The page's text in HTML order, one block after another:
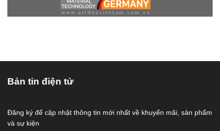
Bản tin điện tử
Đăng ký để cập nhật thông tin mới nhất về khuyến mãi, sản phẩm
và sự kiện